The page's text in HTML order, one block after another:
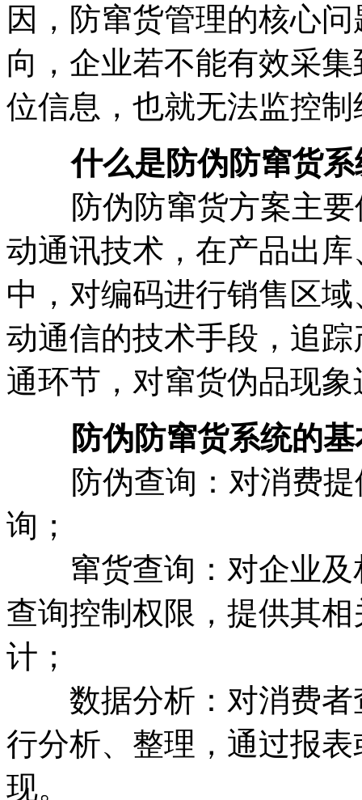
因，防窜货管理的核心
向，企业若不能有效采
位信息，也就无法监控
什么是防伪防窜货
防伪防窜货方案主要
动通讯技术，在产品出
中，对编码进行销售区
动通信的技术手段，追
通环节，对窜货伪品现
防伪防窜货系统的
防伪查询：对消费提
询；
窜货查询：对企业及
查询控制权限，提供其
计；
数据分析：对消费者
行分析、整理，通过报
现。